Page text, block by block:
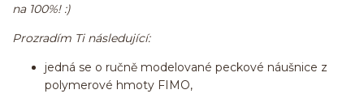
na 100%! :)
Prozradím Ti následující:
jedná se o ručně modelované peckové náušnice z
polymerové hmoty FIMO,